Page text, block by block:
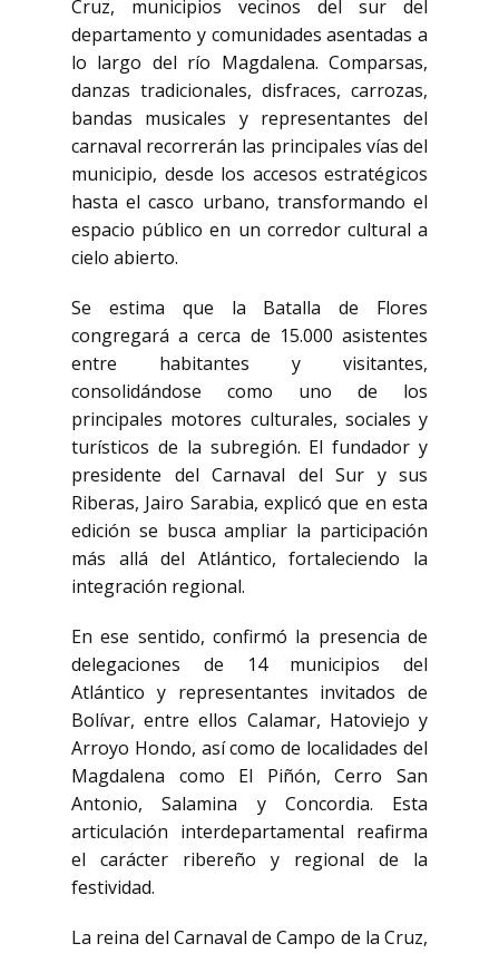
Cruz, municipios vecinos del sur del
departamento y comunidades asentadas a
lo largo del río Magdalena. Comparsas,
danzas tradicionales, disfraces, carrozas,
bandas musicales y representantes del
carnaval recorrerán las principales vías del
municipio, desde los accesos estratégicos
hasta el casco urbano, transformando el
espacio público en un corredor cultural a
cielo abierto.
Se estima que la Batalla de Flores
congregará a cerca de 15.000 asistentes
entre habitantes y visitantes,
consolidándose como uno de los
principales motores culturales, sociales y
turísticos de la subregión. El fundador y
presidente del Carnaval del Sur y sus
Riberas, Jairo Sarabia, explicó que en esta
edición se busca ampliar la participación
más allá del Atlántico, fortaleciendo la
integración regional.
En ese sentido, confirmó la presencia de
delegaciones de 14 municipios del
Atlántico y representantes invitados de
Bolívar, entre ellos Calamar, Hatoviejo y
Arroyo Hondo, así como de localidades del
Magdalena como El Piñón, Cerro San
Antonio, Salamina y Concordia. Esta
articulación interdepartamental reafirma
el carácter ribereño y regional de la
festividad.
La reina del Carnaval de Campo de la Cruz,